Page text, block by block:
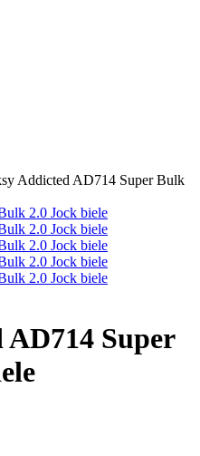
Addicted AD714 Super Bulk
Super